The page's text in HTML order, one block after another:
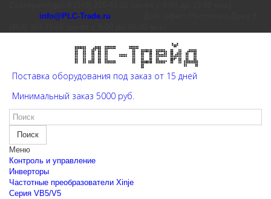
info@PLC-Trade.ru
Поставка оборудования под заказ от 15 дней
Минимальный заказ 5000 руб.
Поиск
Меню
Контроль и управление
Инверторы
Частотные преобразователи Xinje
Cерия VB5/V5